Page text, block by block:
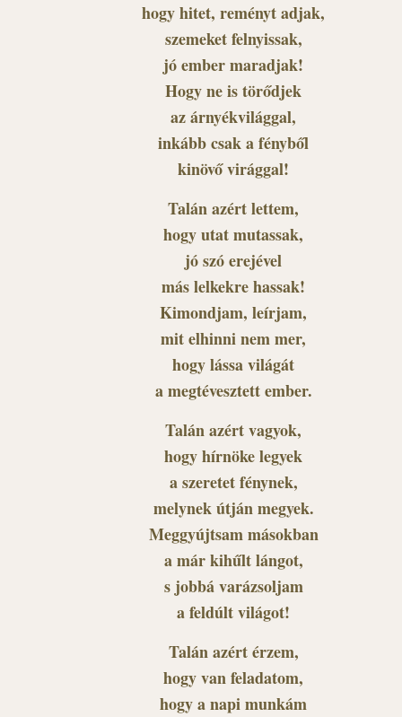
hogy hitet, reményt adjak,
szemeket felnyissak,
jó ember maradjak!
Hogy ne is törődjek
az árnyékvilággal,
inkább csak a fényből
kinövő virággal!
Talán azért lettem,
hogy utat mutassak,
jó szó erejével
más lelkekre hassak!
Kimondjam, leírjam,
mit elhinni nem mer,
hogy lássa világát
a megtévesztett ember.
Talán azért vagyok,
hogy hírnöke legyek
a szeretet fénynek,
melynek útján megyek.
Meggyújtsam másokban
a már kihűlt lángot,
s jobbá varázsoljam
a feldúlt világot!
Talán azért érzem,
hogy van feladatom,
hogy a napi munkám